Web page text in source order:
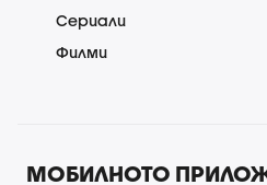
Сериали
Филми
МОБИЛНОТО